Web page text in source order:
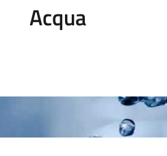
Acqua